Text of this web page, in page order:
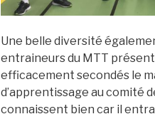
Une belle diversité
entraineurs du MTT
efficacement secondés le
d’apprentissage au comité
connaissent bien car il